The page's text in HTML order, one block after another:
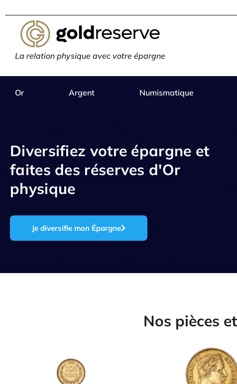
La relation physique avec votre épargne
Or Argent Numismatique
Diversifiez votre épargne et
faites des réserves d'Or
physique
Je diversifie mon Épargne
Nos pièces